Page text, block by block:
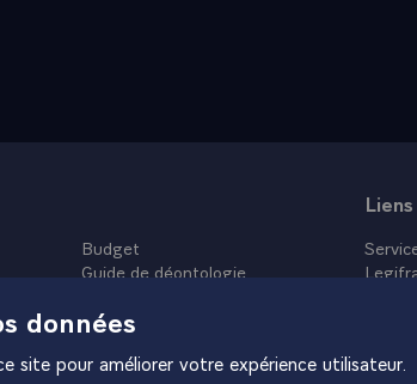
Budget
Guide de déontologie
Plan du site
données
site pour améliorer votre expérience utilisateur.